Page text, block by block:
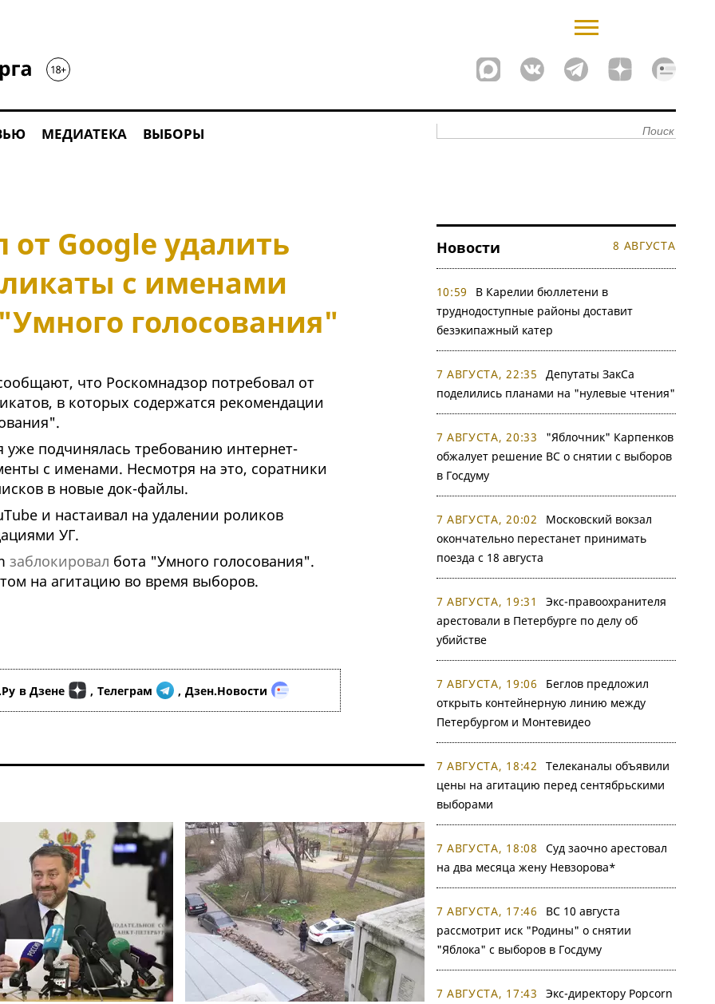
МЕДИАТЕКА ВЫБОРЫ
Google удалить
с именами
голосования"
что Роскомнадзор потребовал от
в которых содержатся рекомендации
уже подчинялась требованию интернет-
с именами. Несмотря на это, соратники
в новые док-файлы.
и настаивал на удалении роликов
УГ.
заблокировал бота "Умного голосования".
на агитацию во время выборов.
в Дзене , Телеграм , Дзен.Новости
Новости 8 АВГУСТА
10:59
В Карелии бюллетени в
труднодоступные районы доставит
безэкипажный катер
7 АВГУСТА, 22:35
Депутаты ЗакСа
поделились планами на "нулевые чтения"
7 АВГУСТА, 20:33
"Яблочник" Карпенков
обжалует решение ВС о снятии с выборов
в Госдуму
7 АВГУСТА, 20:02
Московский вокзал
окончательно перестанет принимать
поезда с 18 августа
7 АВГУСТА, 19:31
Экс-правоохранителя
арестовали в Петербурге по делу об
убийстве
7 АВГУСТА, 19:06
Беглов предложил
открыть контейнерную линию между
Петербургом и Монтевидео
7 АВГУСТА, 18:42
Телеканалы объявили
цены на агитацию перед сентябрьскими
выборами
7 АВГУСТА, 18:08
Суд заочно арестовал
на два месяца жену Невзорова*
7 АВГУСТА, 17:46
ВС 10 августа
рассмотрит иск "Родины" о снятии
"Яблока" с выборов в Госдуму
7 АВГУСТА, 17:43
Экс-директору Popcorn